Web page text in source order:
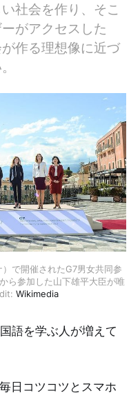
社会を作り、そこ
がアクセスした
作る理想像に近づ
で開催されたG7男⼥共同参
ら参加した山下雄平大臣が唯
Wikimedia
語を学ぶ人が増えて
日コツコツとスマホ